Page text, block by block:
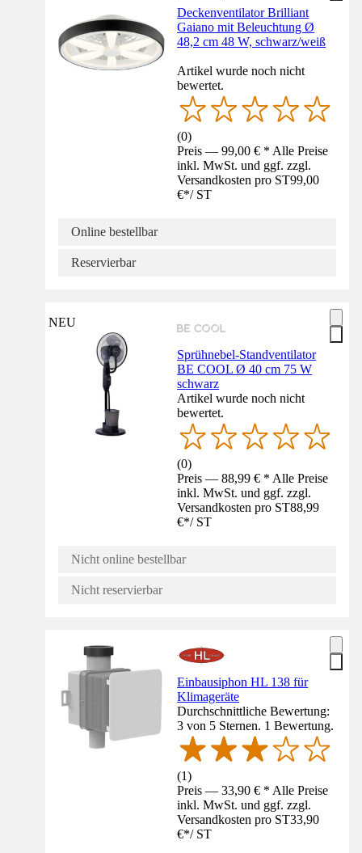
Deckenventilator Brilliant
Gaiano mit Beleuchtung Ø
48,2 cm 48 W, schwarz/weiß
Artikel wurde noch nicht
bewertet.
(0)
Preis — 99,00 € * Alle Preise
inkl. MwSt. und ggf. zzgl.
Versandkosten pro ST99,00
€*/ ST
Online bestellbar
Reservierbar
NEU
Sprühnebel-Standventilator
BE COOL Ø 40 cm 75 W
schwarz
Artikel wurde noch nicht
bewertet.
(0)
Preis — 88,99 € * Alle Preise
inkl. MwSt. und ggf. zzgl.
Versandkosten pro ST88,99
€*/ ST
Nicht online bestellbar
Nicht reservierbar
Einbausiphon HL 138 für
Klimageräte
Durchschnittliche Bewertung:
3 von 5 Sternen. 1 Bewertung.
(1)
Preis — 33,90 € * Alle Preise
inkl. MwSt. und ggf. zzgl.
Versandkosten pro ST33,90
€*/ ST